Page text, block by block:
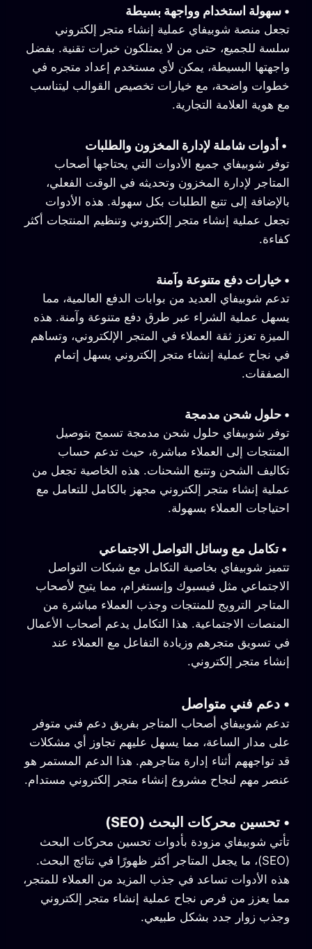
• سهولة استخدام وواجهة بسيطة
تجعل منصة شوبيفاي عملية إنشاء متجر إلكتروني
سلسة للجميع، حتى من لا يمتلكون خبرات تقنية. بفضل
واجهتها البسيطة، يمكن لأي مستخدم إعداد متجره في
خطوات واضحة، مع خيارات تخصيص القوالب ليتناسب
مع هوية العلامة التجارية.
• أدوات شاملة لإدارة المخزون والطلبات
توفر شوبيفاي جميع الأدوات التي يحتاجها أصحاب
المتاجر لإدارة المخزون وتحديثه في الوقت الفعلي،
بالإضافة إلى تتبع الطلبات بكل سهولة. هذه الأدوات
تجعل عملية إنشاء متجر إلكتروني وتنظيم المنتجات أكثر
كفاءة.
• خيارات دفع متنوعة وآمنة
تدعم شوبيفاي العديد من بوابات الدفع العالمية، مما
يسهل عملية الشراء عبر طرق دفع متنوعة وآمنة. هذه
الميزة تعزز ثقة العملاء في المتجر الإلكتروني، وتساهم
في نجاح عملية إنشاء متجر إلكتروني يسهل إتمام
الصفقات.
• حلول شحن مدمجة
توفر شوبيفاي حلول شحن مدمجة تسمح بتوصيل
المنتجات إلى العملاء مباشرة، حيث تدعم حساب
تكاليف الشحن وتتبع الشحنات. هذه الخاصية تجعل من
عملية إنشاء متجر إلكتروني مجهز بالكامل للتعامل مع
احتياجات العملاء بسهولة.
• تكامل مع وسائل التواصل الاجتماعي
تتميز شوبيفاي بخاصية التكامل مع شبكات التواصل
الاجتماعي مثل فيسبوك وإنستغرام، مما يتيح لأصحاب
المتاجر الترويج للمنتجات وجذب العملاء مباشرة من
المنصات الاجتماعية. هذا التكامل يدعم أصحاب الأعمال
في تسويق متجرهم وزيادة التفاعل مع العملاء عند
إنشاء متجر إلكتروني.
• دعم فني متواصل
تدعم شوبيفاي أصحاب المتاجر بفريق دعم فني متوفر
على مدار الساعة، مما يسهل عليهم تجاوز أي مشكلات
قد تواجههم أثناء إدارة متاجرهم. هذا الدعم المستمر هو
عنصر مهم لنجاح مشروع إنشاء متجر إلكتروني مستدام.
• تحسين محركات البحث (SEO)
تأتي شوبيفاي مزودة بأدوات تحسين محركات البحث
(SEO)، ما يجعل المتاجر أكثر ظهورًا في نتائج البحث.
هذه الأدوات تساعد في جذب المزيد من العملاء للمتجر،
مما يعزز من فرص نجاح عملية إنشاء متجر إلكتروني
وجذب زوار جدد بشكل طبيعي.